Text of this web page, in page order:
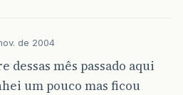
de 2004
dessas mês passado aqui
um pouco mas ficou